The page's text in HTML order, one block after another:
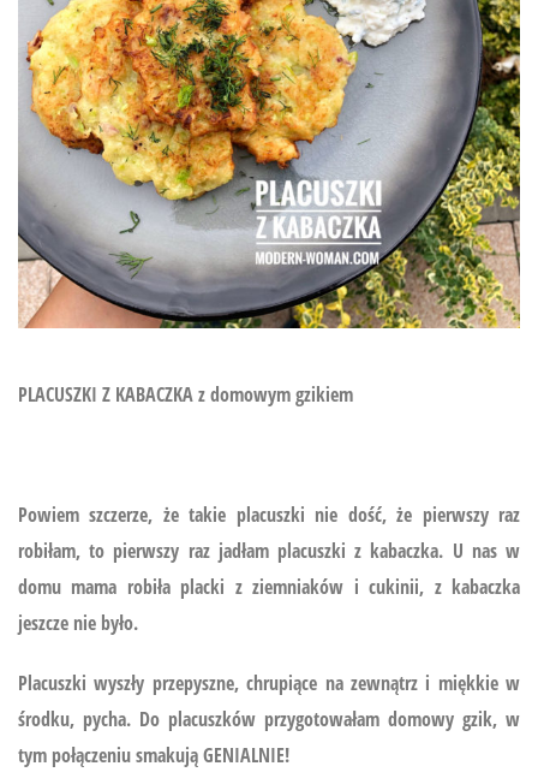
PLACUSZKI Z KABACZKA z domowym gzikiem
Powiem szczerze, że takie placuszki nie dość, że pierwszy raz
robiłam, to pierwszy raz jadłam placuszki z kabaczka. U nas w
domu mama robiła placki z ziemniaków i cukinii, z kabaczka
jeszcze nie było.
Placuszki wyszły przepyszne, chrupiące na zewnątrz i miękkie w
środku, pycha. Do placuszków przygotowałam domowy gzik, w
tym połączeniu smakują GENIALNIE!